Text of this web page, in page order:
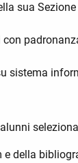
sua
sistema
e della